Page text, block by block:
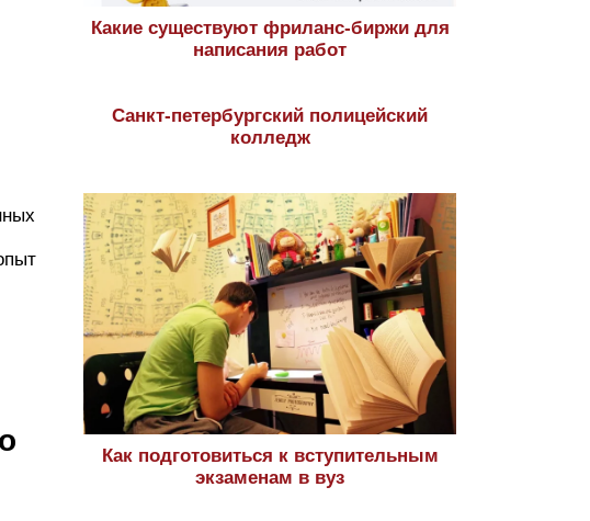
Какие существуют фриланс-биржи для
написания работ
Санкт-петербургский полицейский
колледж
Как подготовиться к вступительным
экзаменам в вуз